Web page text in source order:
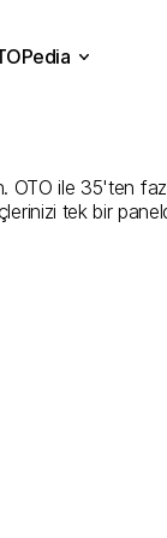
ile 35'ten fazla
tek bir